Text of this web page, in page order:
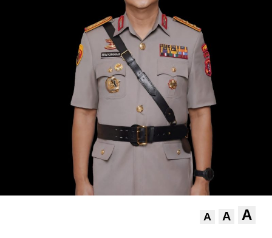
A A A